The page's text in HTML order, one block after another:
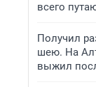
всего
Получил
шею. На
выжил